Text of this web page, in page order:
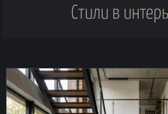
Стили в